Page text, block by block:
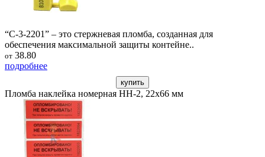
“С-3-2201” – это стержневая пломба, созданная для
обеспечения максимальной защиты контейне..
от 38.80
подробнее
купить
Пломба наклейка номерная НН-2, 22х66 мм